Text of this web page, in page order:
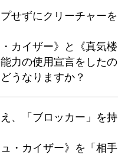
せずにクリーチャーを
カイザー》と《真気楼
力の使用宣言をしたの
うなりますか？
、「ブロッカー」を持
・カイザー》を「相手